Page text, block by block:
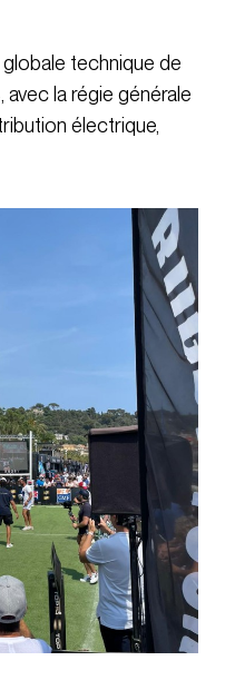
globale technique de
avec la régie générale
électrique,